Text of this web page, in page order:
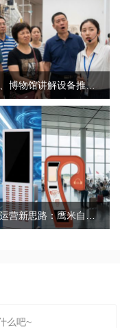
展厅、博物馆讲解设备推荐｜分区讲解系统，解决多团队接待核心痛点
么吧~